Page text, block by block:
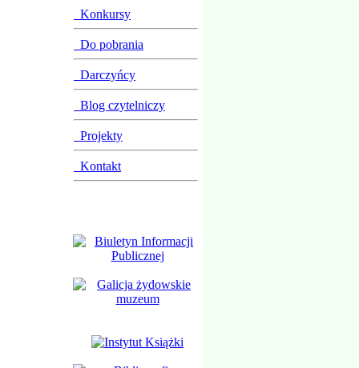
Konkursy
Do pobrania
Darczyńcy
Blog czytelniczy
Projekty
Kontakt